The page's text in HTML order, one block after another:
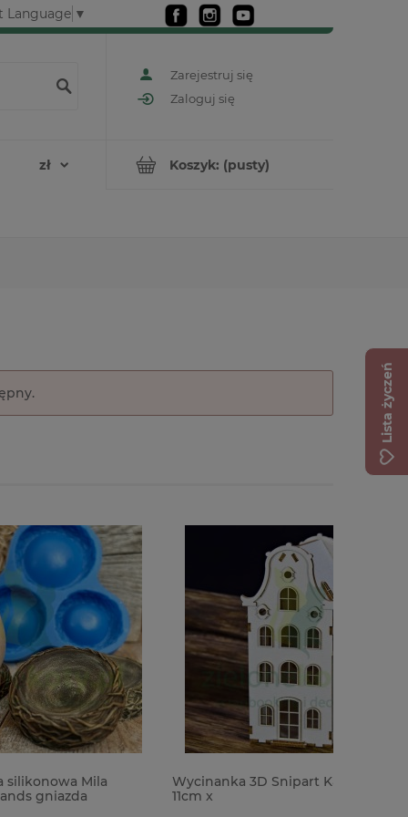
Language ▼
Zarejestruj się
Zaloguj się
Koszyk: (pusty)
Wycinanka 3D Snipart Kamieniczka
11cm x
Lista życzeń